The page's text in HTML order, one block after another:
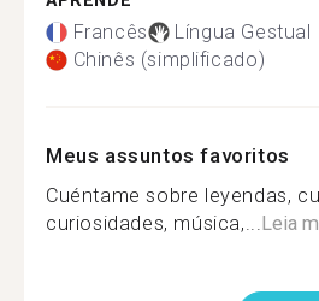
Francês
Língua
Chinês (simplificado)
Meus assuntos favoritos
Cuéntame sobre leyendas,
curiosidades, música,...Leia